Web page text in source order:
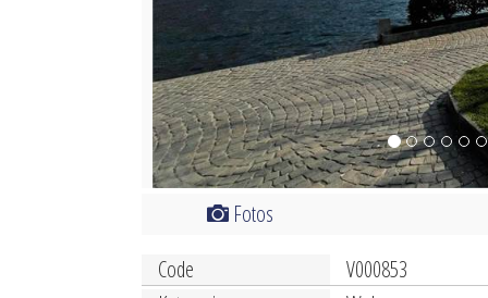
Fotos
Code
V000853